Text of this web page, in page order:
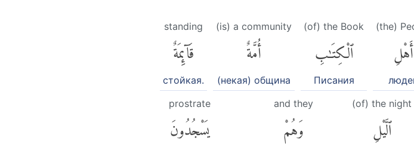
(the)
أَهْلِ
(of) the Book
ٱلْكِتَٰبِ
Писания
(is) a community
أُمَّةٌ
(некая) община
standing
قَآئِمَةٌ
стойкая.
(of) the night
ٱلَّيْلِ
and they
وَهُمْ
prostrate
يَسْجُدُونَ